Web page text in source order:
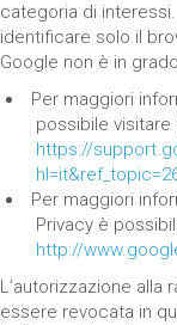
categoria di
identificare solo il
Google non è in
Per maggiori
possibile visitare
https://
Per maggiori
Privacy è
http://
L’autorizzazione alla
essere revocata in